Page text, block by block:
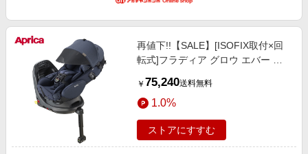
再値下!!【SALE】[ISOFIX取付×回
転式]フラディア グロウ エバー プ
シート ベビーカー・チャイルドシ
ート・抱っこ紐 チャイルドシー
ト・カー用品
￥ 75,240送料無料
1.0%
ストアにすすむ